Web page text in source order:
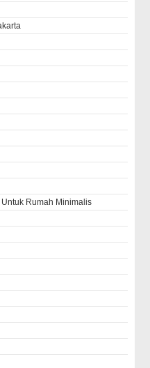
Rumah Minimalis